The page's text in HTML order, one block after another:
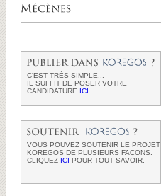
C'EST TRÈS SIMPLE...
IL SUFFIT DE POSER VOTRE
CANDIDATURE ICI
VOUS POUVEZ SOUTENIR LE PROJET
KOREGOS DE PLUSIEURS FAÇONS.
CLIQUEZ ICI POUR TOUT SAVOIR.